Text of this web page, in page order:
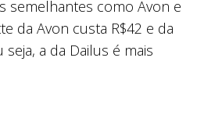
semelhantes como Avon e
da Avon custa R$42 e da
a da Dailus é mais